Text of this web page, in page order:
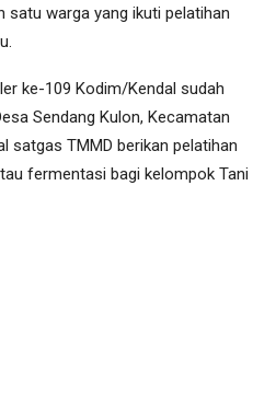
satu warga yang ikuti pelatihan
ke-109 Kodim/Kendal sudah
Sendang Kulon, Kecamatan
satgas TMMD berikan pelatihan
fermentasi bagi kelompok Tani